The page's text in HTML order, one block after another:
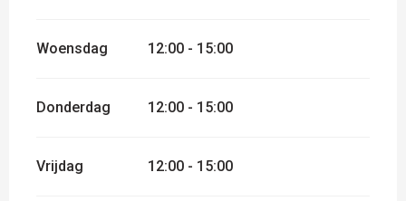
Woensdag 12:00 - 15:00
Donderdag 12:00 - 15:00
Vrijdag 12:00 - 15:00